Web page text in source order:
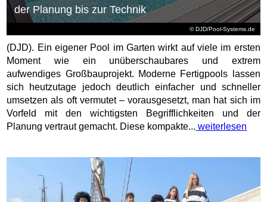
© DJD/Pool-Systems.de
der Planung bis zur Technik
(DJD). Ein eigener Pool im Garten wirkt auf viele im ersten
Moment wie ein unüberschaubares und extrem
aufwendiges Großbauprojekt. Moderne Fertigpools lassen
sich heutzutage jedoch deutlich einfacher und schneller
umsetzen als oft vermutet – vorausgesetzt, man hat sich im
Vorfeld mit den wichtigsten Begrifflichkeiten und der
Planung vertraut gemacht. Diese kompakte... weiterlesen